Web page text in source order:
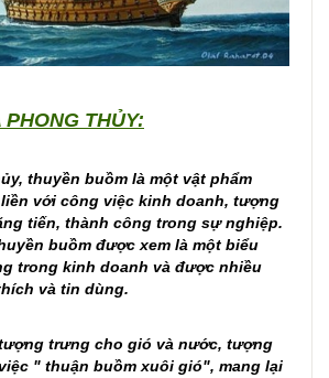
PHONG THỦY:
thuyền buồm là một vật phẩm
với công việc kinh doanh, tượng
tiến, thành công trong sự nghiệp.
buồm được xem là một biểu
trong kinh doanh và được nhiều
và tin dùng.
trưng cho gió và nước, tượng
" thuận buồm xuôi gió", mang lại